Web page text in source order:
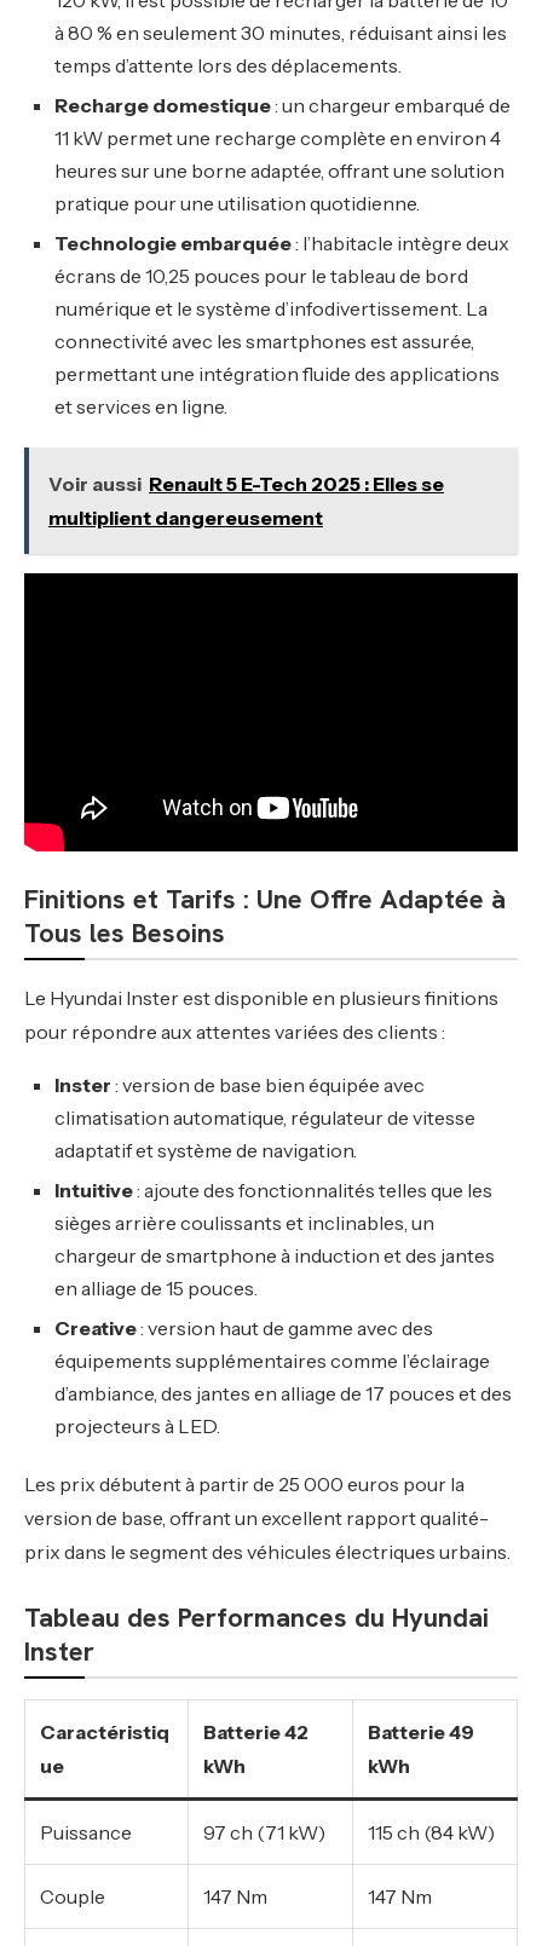
à 80 % en seulement 30 minutes, réduisant ainsi les
temps d’attente lors des déplacements.
Recharge domestique: un chargeur embarqué de
11 kW permet une recharge complète en environ 4
heures sur une borne adaptée, offrant une solution
pratique pour une utilisation quotidienne.
Technologie embarquée: l’habitacle intègre deux
écrans de 10,25 pouces pour le tableau de bord
numérique et le système d’infodivertissement. La
connectivité avec les smartphones est assurée,
permettant une intégration fluide des applications
et services en ligne.
Voir aussi Renault 5 E-Tech 2025 : Elles se
multiplient dangereusement
Finitions et Tarifs : Une Offre Adaptée à
Tous les Besoins
Le Hyundai Inster est disponible en plusieurs finitions
pour répondre aux attentes variées des clients :
Inster : version de base bien équipée avec
climatisation automatique, régulateur de vitesse
adaptatif et système de navigation.
Intuitive: ajoute des fonctionnalités telles que les
sièges arrière coulissants et inclinables, un
chargeur de smartphone à induction et des jantes
en alliage de 15 pouces.
Creative: version haut de gamme avec des
équipements supplémentaires comme l’éclairage
d’ambiance, des jantes en alliage de 17 pouces et des
projecteurs à LED.
Les prix débutent à partir de 25 000 euros pour la
version de base, offrant un excellent rapport qualité-
prix dans le segment des véhicules électriques urbains.
Tableau des Performances du Hyundai
Inster
Caractéristiq
ue
Batterie 42
kWh
Batterie 49
kWh
Puissance 97 ch (71 kW) 115 ch (84 kW)
Couple 147 Nm 147 Nm